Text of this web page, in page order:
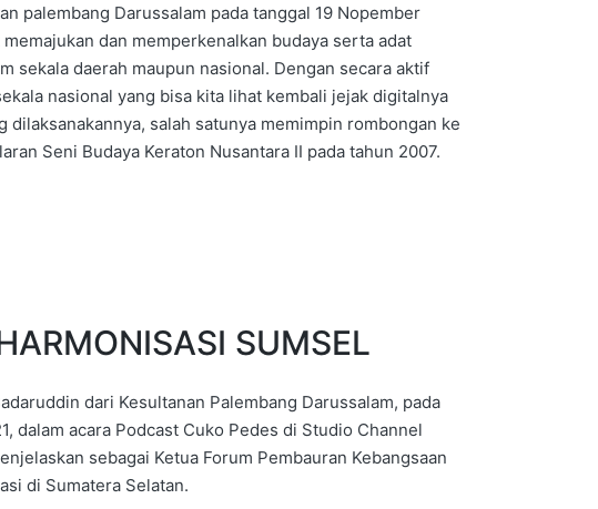
palembang Darussalam pada tanggal 19 Nopember
dan memperkenalkan budaya serta adat
sekala daerah maupun nasional. Dengan secara aktif
nasional yang bisa kita lihat kembali jejak digitalnya
dilaksanakannya, salah satunya memimpin rombongan ke
Seni Budaya Keraton Nusantara II pada tahun 2007.
SUMSEL
dari Kesultanan Palembang Darussalam, pada
dalam acara Podcast Cuko Pedes di Studio Channel
sebagai Ketua Forum Pembauran Kebangsaan
di Sumatera Selatan.